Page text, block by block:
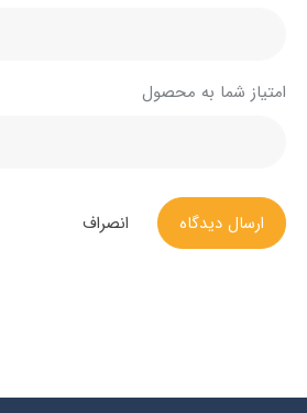
امتیاز شما به محصول
ارسال دیدگاه انصراف